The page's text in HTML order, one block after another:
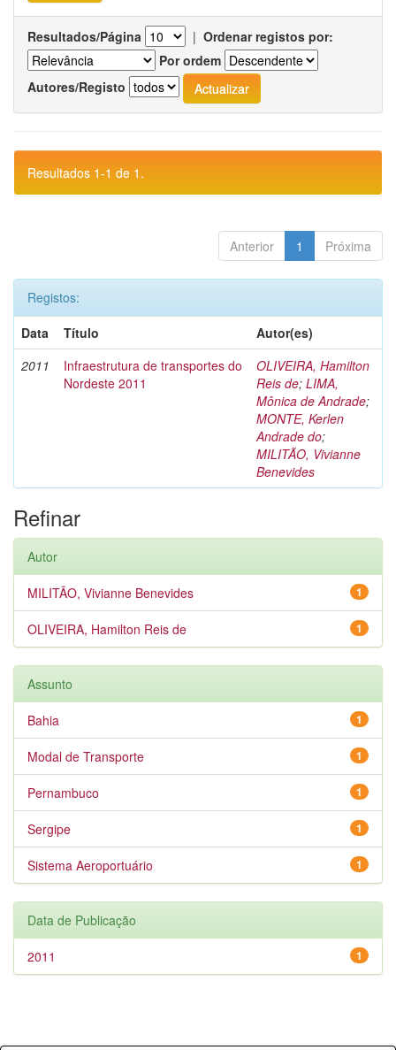
Resultados/Página | Ordenar registos por:
Por ordem
Autores/Registo
Resultados 1-1 de 1.
Anterior 1 Próxima
Registos:
Data
Título
Autor(es)
2011
Infraestrutura de transportes do
Nordeste 2011
OLIVEIRA, Hamilton
Reis de; LIMA,
Mônica de Andrade;
MONTE, Kerlen
Andrade do;
MILITÃO, Vivianne
Benevides
Refinar
Autor
1
MILITÃO, Vivianne Benevides
1
OLIVEIRA, Hamilton Reis de
Assunto
1
Bahia
1
Modal de Transporte
1
Pernambuco
1
Sergipe
1
Sistema Aeroportuário
Data de Publicação
1
2011